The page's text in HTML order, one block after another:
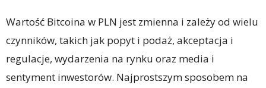
Wartość Bitcoina w PLN jest zmienna i zależy od wielu
czynników, takich jak popyt i podaż, akceptacja i
regulacje, wydarzenia na rynku oraz media i
sentyment inwestorów. Najprostszym sposobem na